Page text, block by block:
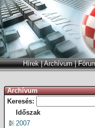
Hírek|Archívum|
Archívum
Keresés:
Időszak
2007